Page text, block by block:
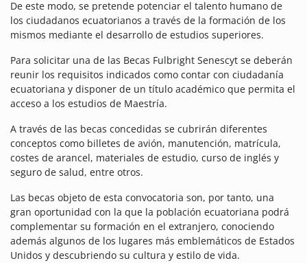
De este modo, se pretende potenciar el talento humano de
los ciudadanos ecuatorianos a través de la formación de los
mismos mediante el desarrollo de estudios superiores.
Para solicitar una de las Becas Fulbright Senescyt se deberán
reunir los requisitos indicados como contar con ciudadanía
ecuatoriana y disponer de un título académico que permita el
acceso a los estudios de Maestría.
A través de las becas concedidas se cubrirán diferentes
conceptos como billetes de avión, manutención, matrícula,
costes de arancel, materiales de estudio, curso de inglés y
seguro de salud, entre otros.
Las becas objeto de esta convocatoria son, por tanto, una
gran oportunidad con la que la población ecuatoriana podrá
complementar su formación en el extranjero, conociendo
además algunos de los lugares más emblemáticos de Estados
Unidos y descubriendo su cultura y estilo de vida.